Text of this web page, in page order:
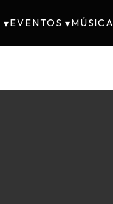
▾EVENTOS ▾MÚSICA